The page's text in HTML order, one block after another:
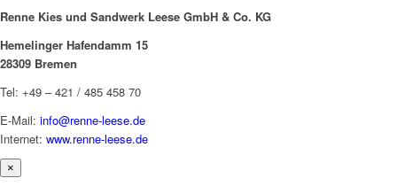
Renne Kies und Sandwerk Leese GmbH & Co. KG
Hemelinger Hafendamm 15
28309 Bremen
Tel: +49 – 421 / 485 458 70
E-Mail: info@renne-leese.de
Internet: www.renne-leese.de
×